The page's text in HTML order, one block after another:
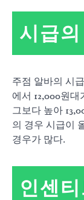
시급
주점 알바의 시
에서 12,000원
그보다 높아
의 경우 시급이
경우가 많다.
인센